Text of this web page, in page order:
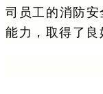
司员工的消防
能力，取得了良